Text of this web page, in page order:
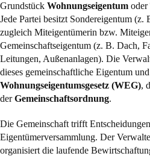
Grundstück Wohnungseigentum oder
Jede Partei besitzt Sondereigentum
zugleich Miteigentümerin bzw.
Gemeinschaftseigentum (z. B. Dach,
Leitungen, Außenanlagen). Die
dieses gemeinschaftliche Eigentum
Wohnungseigentumsgesetz (WEG),
derGemeinschaftsordnung.
Die Gemeinschaft trifft
Eigentümerversammlung. Der
organisiert die laufende